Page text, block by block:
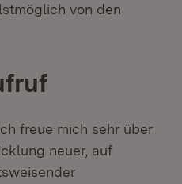
von den
freue mich sehr über
neuer, auf